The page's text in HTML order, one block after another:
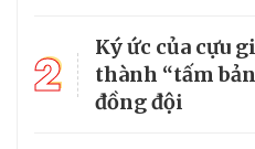
2
Ký ức của cựu
thành “tấm
đồng đội